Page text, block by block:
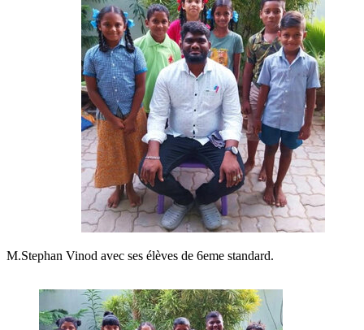
M.Stephan Vinod avec ses élèves de 6eme standard.